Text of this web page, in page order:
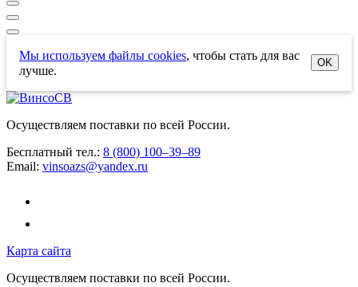
Мы используем файлы cookies, чтобы стать для вас
лучше.
OK
Осуществляем поставки по всей России.
Бесплатный тел.: 8 (800) 100–39–89
Email: vinsoazs@yandex.ru
Карта сайта
Осуществляем поставки по всей России.